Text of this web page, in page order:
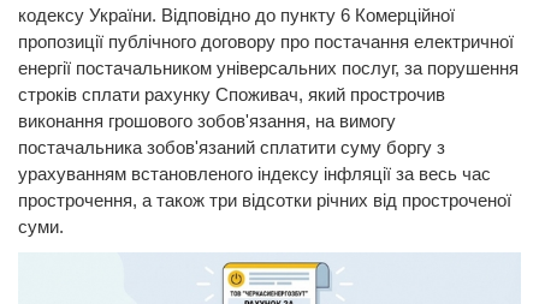
кодексу України. Відповідно до пункту 6 Комерційної
пропозиції публічного договору про постачання електричної
енергії постачальником універсальних послуг, за порушення
строків сплати рахунку Споживач, який прострочив
виконання грошового зобов'язання, на вимогу
постачальника зобов'язаний сплатити суму боргу з
урахуванням встановленого індексу інфляції за весь час
прострочення, а також три відсотки річних від простроченої
суми.